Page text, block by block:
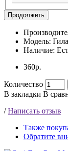
Продолжить
Модель:
Наличие:
360р.
Количество
В закладки В
/Написать отзыв
Также
Обратите